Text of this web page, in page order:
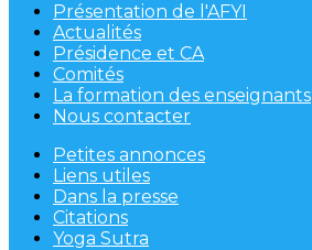
Présentation de l'AFYI
Actualités
Présidence et CA
Comités
La formation des enseignants
Nous contacter
Petites annonces
Liens utiles
Dans la presse
Citations
Yoga Sutra